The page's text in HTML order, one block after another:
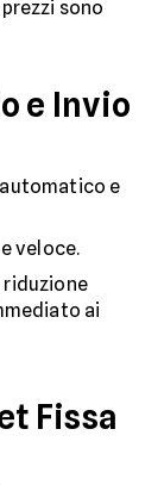
sono
e Invio
e
veloce.
riduzione
ai
Fissa